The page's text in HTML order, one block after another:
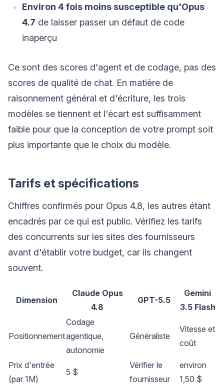
Environ 4 fois moins susceptible qu'Opus
4.7 de laisser passer un défaut de code
inaperçu
Ce sont des scores d'agent et de codage, pas des
scores de qualité de chat. En matière de
raisonnement général et d'écriture, les trois
modèles se tiennent et l'écart est suffisamment
faible pour que la conception de votre prompt soit
plus importante que le choix du modèle.
Tarifs et spécifications
Chiffres confirmés pour Opus 4.8, les autres étant
encadrés par ce qui est public. Vérifiez les tarifs
des concurrents sur les sites des fournisseurs
avant d'établir votre budget, car ils changent
souvent.
Dimension
Claude Opus
4.8
GPT-5.5
Gemini
3.5 Flash
Positionnement
Codage
agentique,
autonomie
Généraliste
Vitesse et
coût
Prix d'entrée
(par 1M)
5 $
Vérifier le
fournisseur
environ
1,50 $